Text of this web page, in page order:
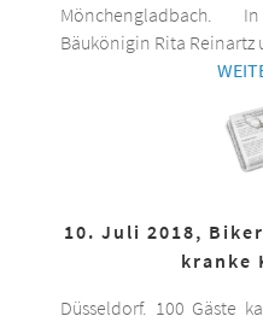
Mönchengladbach.
Bäukönigin Rita Reinartz
10. Juli 2018,
kranke
Düsseldorf. 100 Gäste